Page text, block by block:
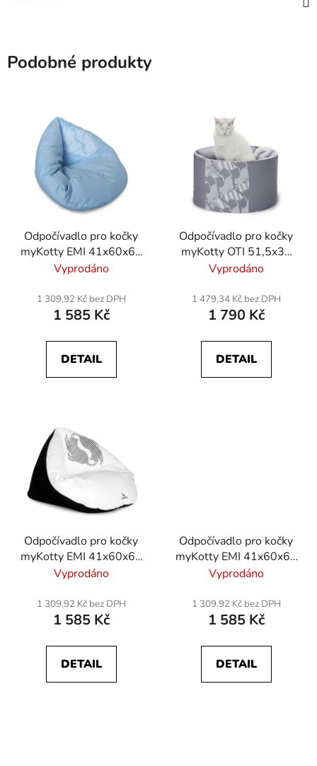
Podobné produkty
Odpočívadlo pro kočky
myKotty EMI 41x60x65
cm - modrý
Vyprodáno
1 309,92 Kč bez DPH
1 585 Kč
DETAIL
Odpočívadlo pro kočky
myKotty OTI 51,5x30
cm - šedá
Vyprodáno
1 479,34 Kč bez DPH
1 790 Kč
DETAIL
Odpočívadlo pro kočky
myKotty EMI 41x60x65
cm - bílý
Vyprodáno
1 309,92 Kč bez DPH
1 585 Kč
DETAIL
Odpočívadlo pro kočky
myKotty EMI 41x60x65
cm - černý
Vyprodáno
1 309,92 Kč bez DPH
1 585 Kč
DETAIL